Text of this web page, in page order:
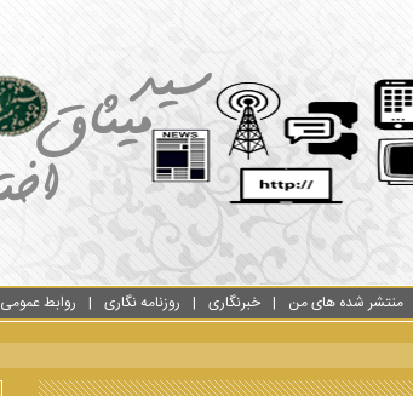
منتشر شده های من خبرنگاری روزنامه نگاری روابط عمومی